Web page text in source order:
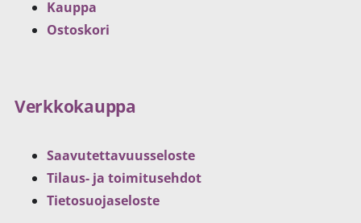
Kauppa
Ostoskori
Verkkokauppa
Saavutettavuusseloste
Tilaus- ja toimitusehdot
Tietosuojaseloste